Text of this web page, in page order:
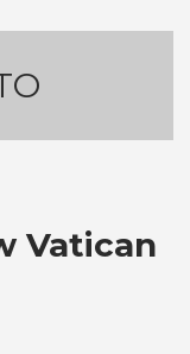
Vatican